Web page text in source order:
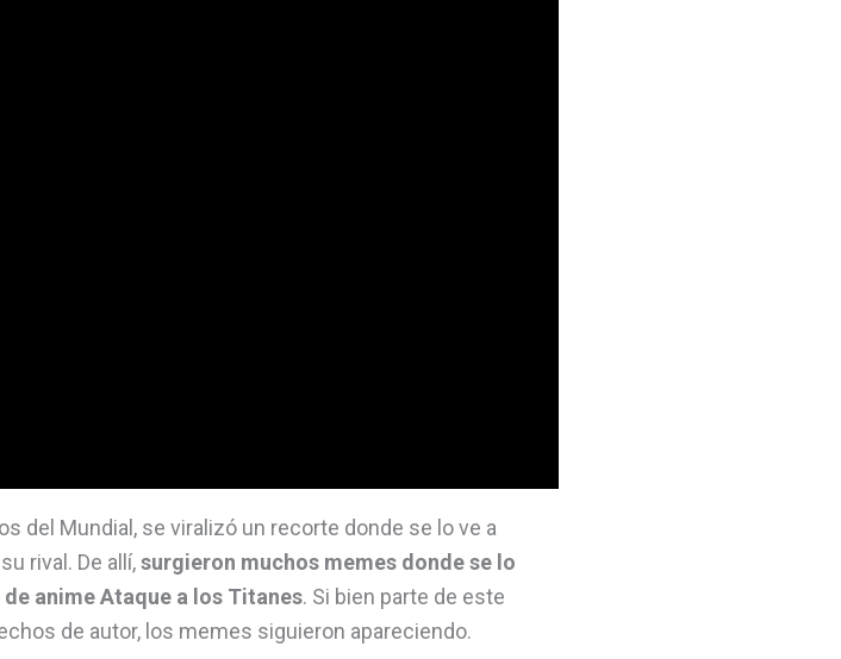
del Mundial, se viralizó un recorte donde se lo ve a
rival. De allí,surgieron muchos memes donde se lo
anime Ataque a los Titanes. Si bien parte de este
de autor, los memes siguieron apareciendo.